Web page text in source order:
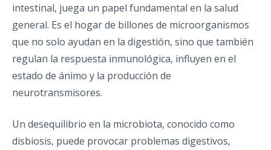
intestinal, juega un papel fundamental en la salud
general. Es el hogar de billones de microorganismos
que no solo ayudan en la digestión, sino que también
regulan la respuesta inmunológica, influyen en el
estado de ánimo y la producción de
neurotransmisores.
Un desequilibrio en la microbiota, conocido como
disbiosis, puede provocar problemas digestivos,